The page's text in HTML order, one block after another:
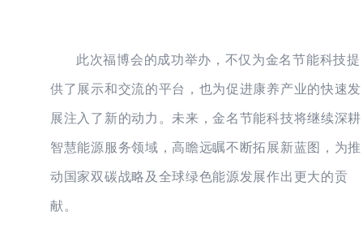
此次福博会的成功举办，不仅为金名节能科技提
供了展示和交流的平台，也为促进康养产业的快速发
展注入了新的动力。未来，金名节能科技将继续深耕
智慧能源服务领域，高瞻远瞩不断拓展新蓝图，为推
动国家双碳战略及全球绿色能源发展作出更大的贡
献。